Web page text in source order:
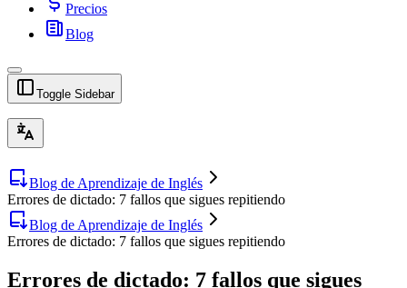
Precios
Blog
Toggle Sidebar
Blog de Aprendizaje de Inglés
Errores de dictado: 7 fallos que sigues repitiendo
Blog de Aprendizaje de Inglés
Errores de dictado: 7 fallos que sigues repitiendo
Errores de dictado: 7 fallos que sigues